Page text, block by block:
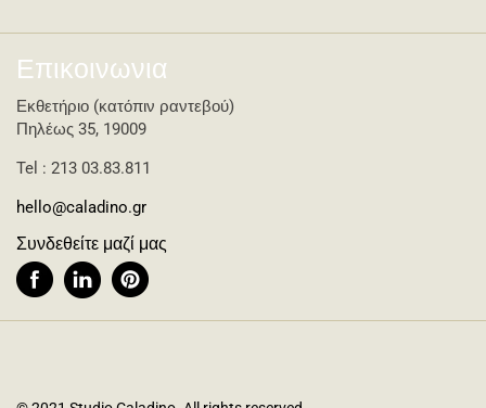
Επικοινωνια
Εκθετήριο (κατόπιν ραντεβού)
Πηλέως 35, 19009
Tel : 213 03.83.811
hello@caladino.gr
Συνδεθείτε μαζί μας